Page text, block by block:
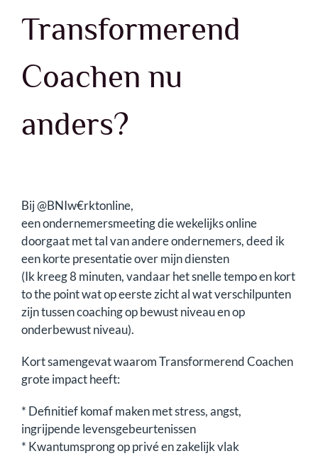
Transformerend
Coachen nu
anders?
Bij @BNIw€rktonline,
een ondernemersmeeting die wekelijks online
doorgaat met tal van andere ondernemers, deed ik
een korte presentatie over mijn diensten
(Ik kreeg 8 minuten, vandaar het snelle tempo en kort
to the point wat op eerste zicht al wat verschilpunten
zijn tussen coaching op bewust niveau en op
onderbewust niveau).
Kort samengevat waarom Transformerend Coachen
grote impact heeft:
* Definitief komaf maken met stress, angst,
ingrijpende levensgebeurtenissen
* Kwantumsprong op privé en zakelijk vlak